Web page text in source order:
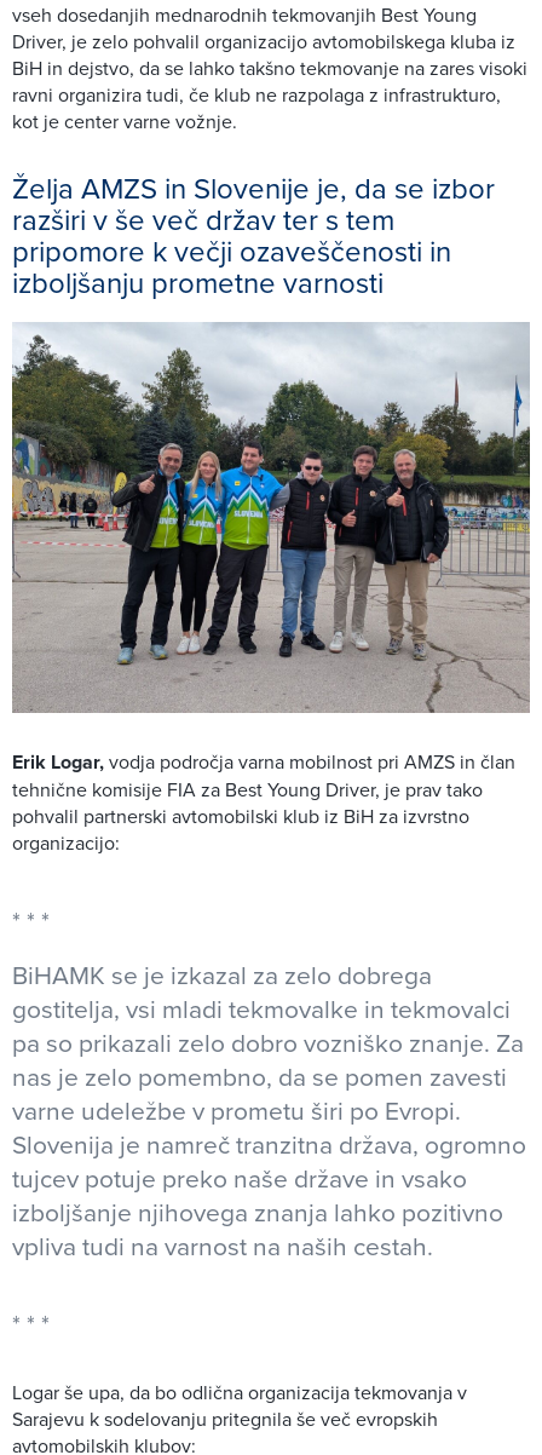
vseh dosedanjih mednarodnih tekmovanjih Best Young
Driver, je zelo pohvalil organizacijo avtomobilskega kluba iz
BiH in dejstvo, da se lahko takšno tekmovanje na zares visoki
ravni organizira tudi, če klub ne razpolaga z infrastrukturo,
kot je center varne vožnje.
Želja AMZS in Slovenije je, da se izbor
razširi v še več držav ter s tem
pripomore k večji ozaveščenosti in
izboljšanju prometne varnosti
Erik Logar,vodja področja varna mobilnost pri AMZS in član
tehnične komisije FIA za Best Young Driver, je prav tako
pohvalil partnerski avtomobilski klub iz BiH za izvrstno
organizacijo:
BiHAMK se je izkazal za zelo dobrega
gostitelja, vsi mladi tekmovalke in tekmovalci
pa so prikazali zelo dobro vozniško znanje. Za
nas je zelo pomembno, da se pomen zavesti
varne udeležbe v prometu širi po Evropi.
Slovenija je namreč tranzitna država, ogromno
tujcev potuje preko naše države in vsako
izboljšanje njihovega znanja lahko pozitivno
vpliva tudi na varnost na naših cestah.
Logar še upa, da bo odlična organizacija tekmovanja v
Sarajevu k sodelovanju pritegnila še več evropskih
avtomobilskih klubov: